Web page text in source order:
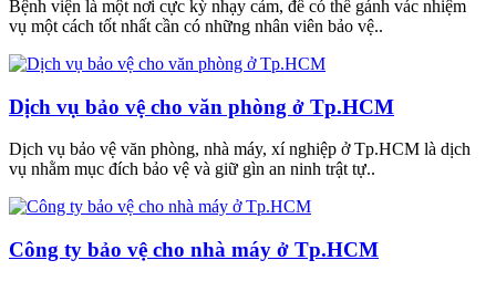
Bệnh viện là một nơi cực kỳ nhạy cảm, để có thể gánh vác nhiệm
vụ một cách tốt nhất cần có những nhân viên bảo vệ..
Dịch vụ bảo vệ cho văn phòng ở Tp.HCM
Dịch vụ bảo vệ văn phòng, nhà máy, xí nghiệp ở Tp.HCM là dịch
vụ nhằm mục đích bảo vệ và giữ gìn an ninh trật tự..
Công ty bảo vệ cho nhà máy ở Tp.HCM